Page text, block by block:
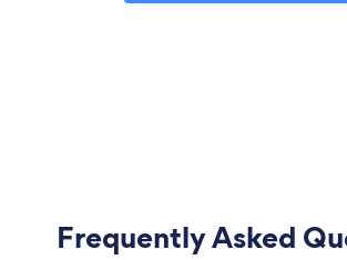
Frequently Asked